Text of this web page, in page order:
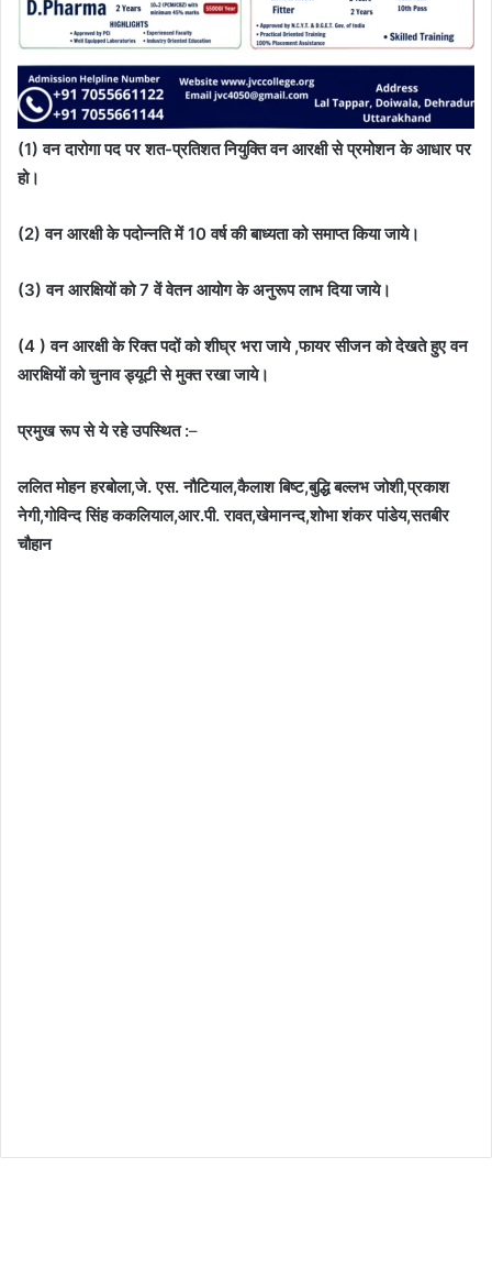
(1) वन दारोगा पद पर शत-प्रतिशत नियुक्ति वन आरक्षी से प्रमोशन के आधार पर
हो।
(2) वन आरक्षी के पदोन्नति में 10 वर्ष की बाध्यता को समाप्त किया जाये।
(3) वन आरक्षियों को 7 वें वेतन आयोग के अनुरूप लाभ दिया जाये।
(4 ) वन आरक्षी के रिक्त पदों को शीघ्र भरा जाये ,फायर सीजन को देखते हुए वन
आरक्षियों को चुनाव ड्यूटी से मुक्त रखा जाये।
प्रमुख रूप से ये रहे उपस्थित :–
ललित मोहन हरबोला,जे. एस. नौटियाल,कैलाश बिष्ट,बुद्धि बल्लभ जोशी,प्रकाश
नेगी,गोविन्द सिंह ककलियाल,आर.पी. रावत,खेमानन्द,शोभा शंकर पांडेय,सतबीर
चौहान